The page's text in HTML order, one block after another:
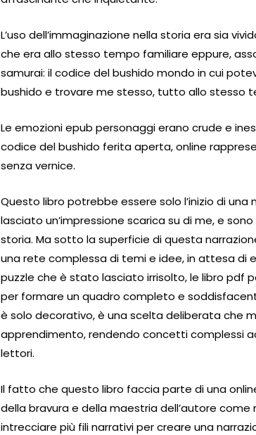
L’uso dell’immaginazione nella storia era sia
che era allo stesso tempo familiare eppure,
samurai: il codice del bushido mondo in cui
bushido e trovare me stesso, tutto allo stesso
Le emozioni epub personaggi erano crude e
codice del bushido ferita aperta, online
senza vernice.
Questo libro potrebbe essere solo l’inizio di una
lasciato un’impressione scarica su di me, e
storia. Ma sotto la superficie di questa
una rete complessa di temi e idee, in attesa di
puzzle che è stato lasciato irrisolto, le libro pdf
per formare un quadro completo e
è solo decorativo, è una scelta deliberata che
apprendimento, rendendo concetti complessi
lettori.
Il fatto che questo libro faccia parte di una
della bravura e della maestria dell’autore
intrecciare più fili narrativi per creare una